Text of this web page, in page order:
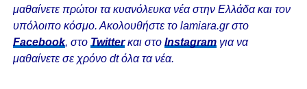
μαθαίνετε πρώτοι τα κυανόλευκα νέα στην Ελλάδα και τον
υπόλοιπο κόσμο. Ακολουθήστε το lamiara.gr στο
Facebook, στο Twitterκαι στο Instagram για να
μαθαίνετε σε χρόνο dt όλα τα νέα.